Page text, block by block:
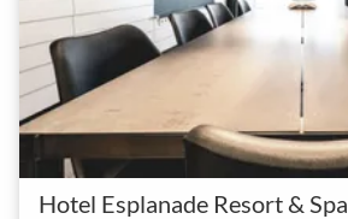
Hotel Esplanade Resort & Spa